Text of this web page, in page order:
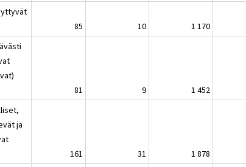
85 10 1 170
81 9 1 452
ja
161 31 1 878